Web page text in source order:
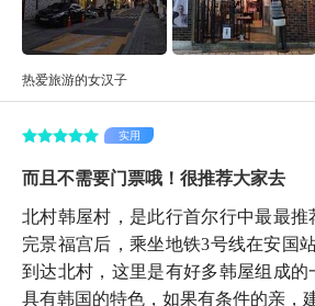
热爱旅游的女汉子
实用
而且不需要门票哦！很推荐大家去
北村韩屋村，是此行首尔行中最最推
完景福宫后，乘坐地铁3号线在安国
到达北村，这里是有好多韩屋组成的
具有韩国的特色，如果有条件的亲，